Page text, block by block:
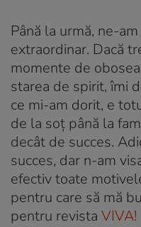
Până la urmă, ne-
extraordinar. Dacă
momente de
starea de spirit, îmi
ce mi-am dorit, e
de la soț până la
decât de succes.
succes, dar n-am
efectiv toate
pentru care să mă
pentru revista VIVA!